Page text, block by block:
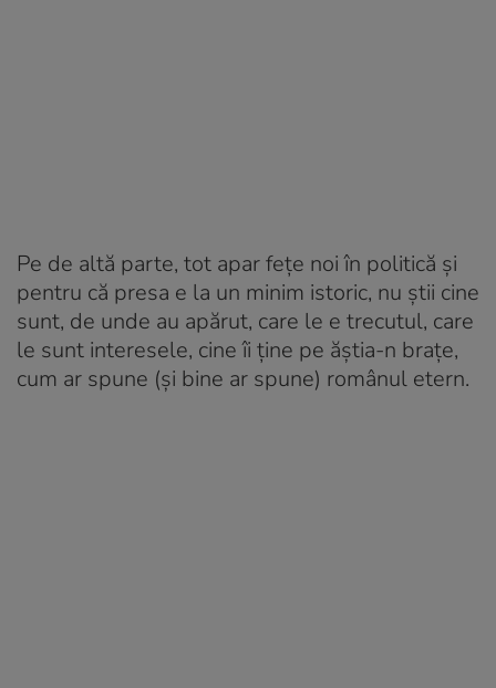
Pe de altă parte, tot apar fețe noi în politică și
pentru că presa e la un minim istoric, nu știi cine
sunt, de unde au apărut, care le e trecutul, care
le sunt interesele, cine îi ține pe ăștia-n brațe,
cum ar spune (și bine ar spune) românul etern.